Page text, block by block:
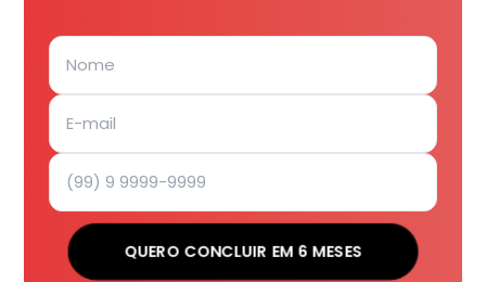
QUERO CONCLUIR EM 6 MESES